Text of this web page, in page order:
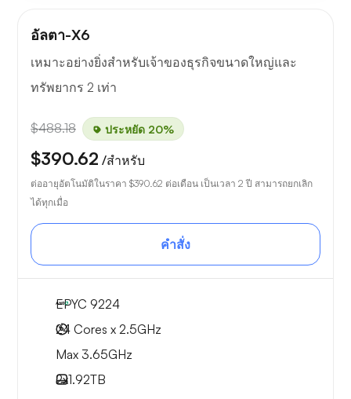
อัลตา-X6
เหมาะอย่างยิ่งสำหรับเจ้าของธุรกิจขนาดใหญ่และ
ทรัพยากร 2 เท่า
$488.18 ประหยัด 20%
$390.62 /สำหรับ
ต่ออายุอัตโนมัติในราคา $390.62 ต่อเดือน เป็นเวลา 2 ปี สามารถยกเลิก
ได้ทุกเมื่อ
คำสั่ง
EPYC 9224
24 Cores x 2.5GHz
Max 3.65GHz
2x1.92TB